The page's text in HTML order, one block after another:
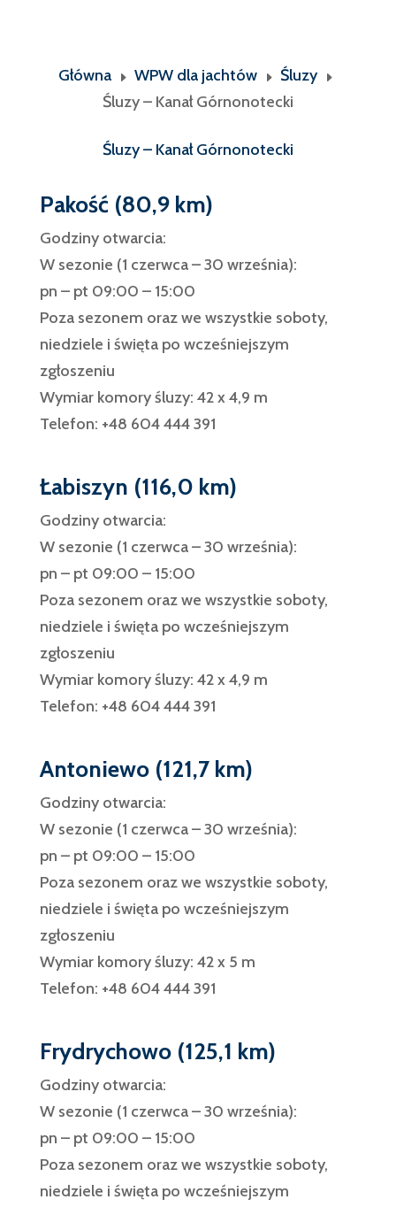
Główna E WPW dla jachtów E Śluzy E
Śluzy – Kanał Górnonotecki
Śluzy – Kanał Górnonotecki
Pakość (80,9 km)
Godziny otwarcia:
W sezonie (1 czerwca – 30 września):
pn – pt 09:00 – 15:00
Poza sezonem oraz we wszystkie soboty,
niedziele i święta po wcześniejszym
zgłoszeniu
Wymiar komory śluzy: 42 x 4,9 m
Telefon: +48 604 444 391
Łabiszyn (116,0 km)
Godziny otwarcia:
W sezonie (1 czerwca – 30 września):
pn – pt 09:00 – 15:00
Poza sezonem oraz we wszystkie soboty,
niedziele i święta po wcześniejszym
zgłoszeniu
Wymiar komory śluzy: 42 x 4,9 m
Telefon: +48 604 444 391
Antoniewo (121,7 km)
Godziny otwarcia:
W sezonie (1 czerwca – 30 września):
pn – pt 09:00 – 15:00
Poza sezonem oraz we wszystkie soboty,
niedziele i święta po wcześniejszym
zgłoszeniu
Wymiar komory śluzy: 42 x 5 m
Telefon: +48 604 444 391
Frydrychowo (125,1 km)
Godziny otwarcia:
W sezonie (1 czerwca – 30 września):
pn – pt 09:00 – 15:00
Poza sezonem oraz we wszystkie soboty,
niedziele i święta po wcześniejszym